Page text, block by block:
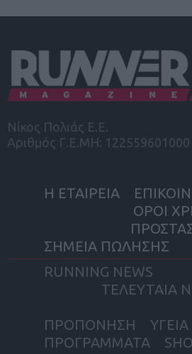
Νίκος Πολιάς Ε.Ε.
Αριθμός Γ.Ε.ΜΗ: 122559601000
Η ΕΤΑΙΡΕΙΑ
ΟΡΟΙ
ΣΗΜΕΙΑ ΠΩΛΗΣΗΣ
RUNNING NEWS
ΤΕΛΕΥΤΑΙΑ
ΠΡΟΠΟΝΗΣΗ
ΥΓΕΙΑ
ΠΡΟΓΡΑΜΜΑΤΑ